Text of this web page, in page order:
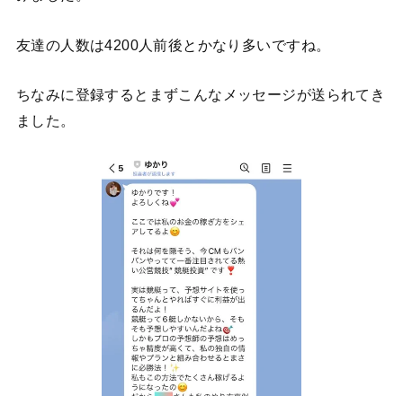
友達の人数は4200人前後とかなり多いですね。
ちなみに登録するとまずこんなメッセージが送られてき
ました。